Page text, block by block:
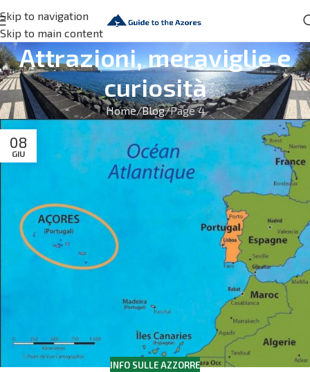
Skip to navigation
Skip to main content
Attrazioni, meraviglie e
curiosità
Home Blog Page 4
08
GIU
INFO SULLE AZZORRE